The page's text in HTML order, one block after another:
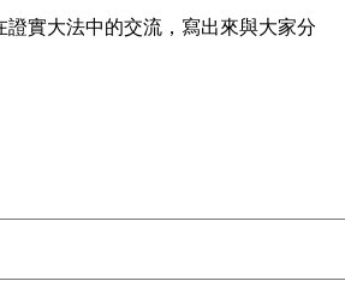
證實大法中的交流，寫出來與大家分